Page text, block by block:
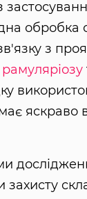
обробка
з
рамуляріозу
яскраво
захисту